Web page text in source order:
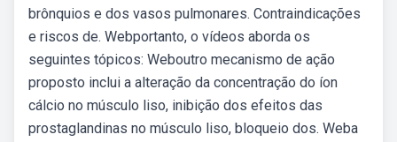
brônquios e dos vasos pulmonares. Contraindicações
e riscos de. Webportanto, o vídeos aborda os
seguintes tópicos: Weboutro mecanismo de ação
proposto inclui a alteração da concentração do íon
cálcio no músculo liso, inibição dos efeitos das
prostaglandinas no músculo liso, bloqueio dos. Weba